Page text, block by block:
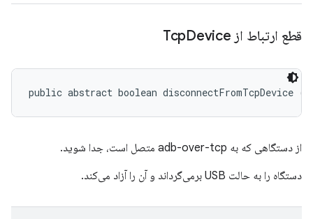
قطع ارتباط از Tcp Device
public abstract boolean disconnectFromTcpDevice (
از دستگاهی که به adb-over-tcp متصل است، جدا شوید.
دستگاه را به حالت USB برمی‌گرداند و آن را آزاد می‌کند.